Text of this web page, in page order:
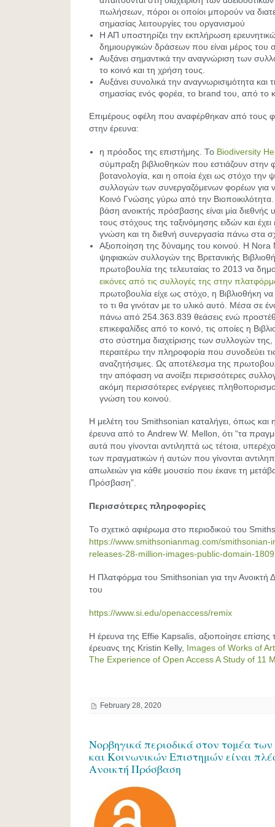
πωλήσεων, πόροι οι οποίοι μπορούν να
σημασίας λειτουργίες του οργανισμού
Η ΑΠ υποστηρίζει την εκπλήρωση
δημιουργικών δράσεων που είναι μέρος
Αυξάνει σημαντικά την αναγνώριση των
το κοινό και τη χρήση τους.
Αυξάνει συνολικά την αναγνωρισιμότητα και
σημασίας ενός φορέα, το brand του, από το
Επιμέρους οφέλη που αναφέρθηκαν από τους
στην έρευνα:
η πρόοδος της επιστήμης. Το Biodiversity
σύμπραξη βιβλιοθηκών που εστιάζουν στην
βοτανολογία, και η οποία έχει ως στόχο την
συλλογών των συνεργαζόμενων φορέων για
Κοινό Γνώσης γύρω από την
βάση ανοικτής πρόσβασης είναι μία
τους στόχους της ταξινόμησης ειδών και έχει
γνώση και τη διεθνή συνεργασία πάνω στα
Αξιοποίηση της δύναμης του κοινού. Η Nora
ψηφιακών συλλογών της Βρετανικής
πρωτοβουλία της τελευταίας το 2013 να
εικόνες από τις συλλογές της στην
πρωτοβουλία είχε ως στόχο, η Βιβλιοθήκη
το τι θα γινόταν με το υλικό αυτό. Μέσα σε
πάνω από 254.363.839 θεάσεις ενώ
επικεφαλίδες από το κοινό, τις οποίες η
στο σύστημα διαχείρισης των συλλογών της,
περαιτέρω την πληροφορία που συνοδεύει τις
αναζητήσιμες. Ως αποτέλεσμα της
την απόφαση να ανοίξει περισσότερες
ακόμη περισσότερες ενέργειες
γνώση του κοινού.
Η μελέτη του Smithsonian καταλήγει, όπως και
έρευνα από το Andrew W. Mellon, ότι “τα
αυτά που γίνονται αντιληπτά ως τέτοια,
των πραγματικών ή αυτών που γίνονται
απωλειών για κάθε μουσείο που έκανε τη
Πρόσβαση”.
Περισσότερες πληροφορίες
Το σχετικό αφιέρωμα στο περιοδικού του
https://www.smithsonianmag.com/smithsonian-
releases-28-million-images-public-domain-
Η Πλατφόρμα του Smithsonian για την Ανοικτή
του
https://www.si.edu/openaccess/remix
Η έρευνα της Effie Kapsalis, αξιοποίησε επίσης
έρευανς της Kristin Kelly,
Images of Works of
The Experience of Open Access A Study of 11
February 28, 2020
Νορβηγικά περιοδικά στον τομέα
και Κοινωνικών Επιστημών είναι
Ανοικτή Πρόσβαση